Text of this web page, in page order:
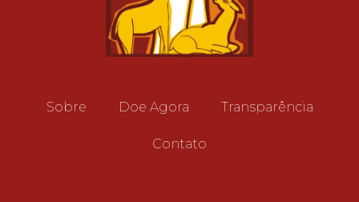
Sobre Doe Agora Transparência
Contato